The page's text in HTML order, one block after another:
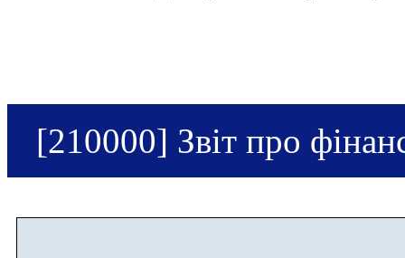
[210000] Звіт про